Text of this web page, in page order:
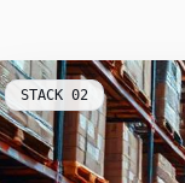
STACK 02